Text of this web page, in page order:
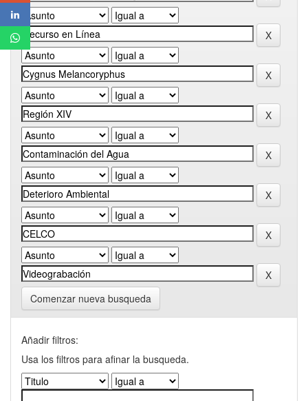
Comenzar nueva busqueda
Añadir filtros:
Usa los filtros para afinar la busqueda.